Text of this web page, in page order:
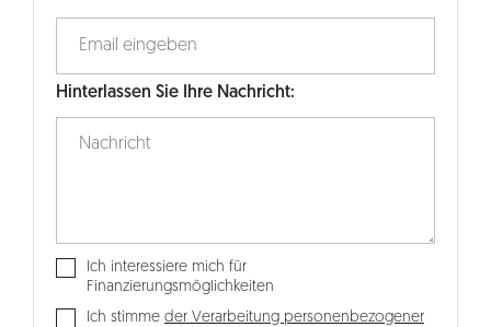
Hinterlassen Sie Ihre Nachricht:
Ich interessiere mich für
Finanzierungsmöglichkeiten
Ich stimme der Verarbeitung personenbezogener